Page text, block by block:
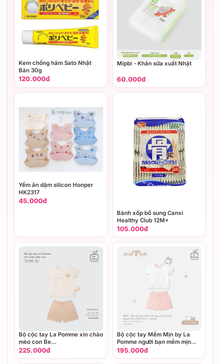
Kem chống hăm Sato Nhật
Bản 30g
120.000đ
Mipbi - Khăn sữa xuất Nhật
60.000đ
Yếm ăn dặm silicon Honper
HK2317
45.000đ
Bánh xốp bổ sung Canxi
Healthy Club 12M+
105.000đ
Bộ cộc tay La Pomme xin chào
mèo con Be
(3M,6M,9M,12M,18M,3Y)
225.000đ
Bộ cộc tay Mềm Mịn by La
Pomme người bạn mềm mịn
Hồng (6M,9M,12M,18M,3Y)
195.000đ